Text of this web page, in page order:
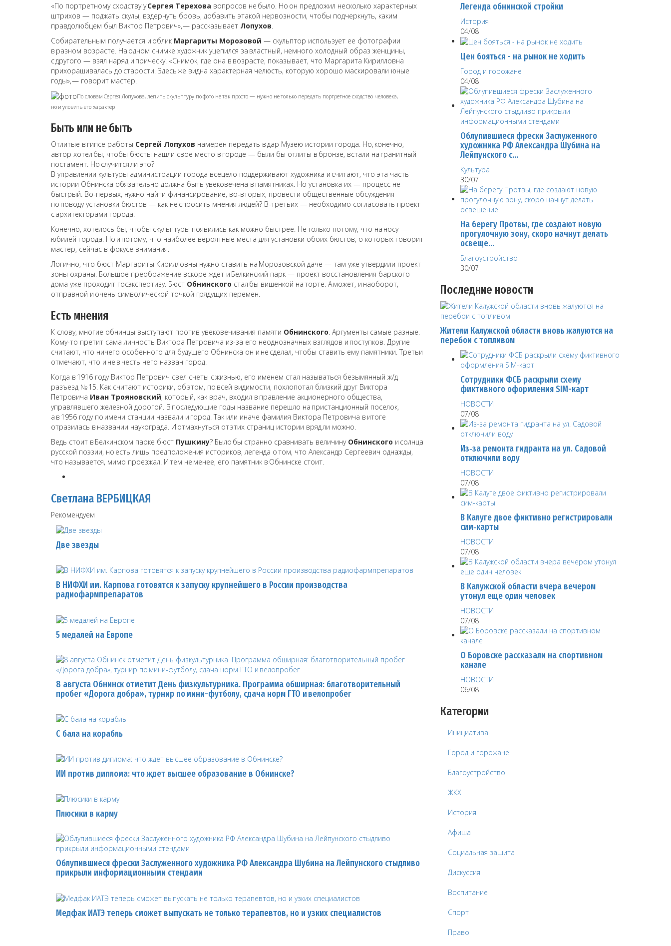
«По портретному сходству уСергея Терехова вопросов не было. Но он предложил несколько характерных
штрихов — поджать скулы, вздернуть бровь, добавить этакой нервозности, чтобы подчеркнуть, каким
правдолюбцем был Виктор Петрович», — рассказывает Лопухов
Собирательным получается и облик Маргариты Морозовой — скульптор использует ее фотографии
в разном возрасте. На одном снимке художник уцепился за властный, немного холодный образ женщины,
с другого — взял наряд и прическу. «Снимок, где она в возрасте, показывает, что Маргарита Кирилловна
прихорашивалась до старости. Здесь же видна характерная челюсть, которую хорошо маскировали юные
годы», — говорит мастер.
По словам Сергея Лопухова, лепить скульптуру по фото не так просто — нужно не только передать портретное сходство человека,
но и уловить его характер
Быть или не быть
Отлитые в гипсе работы Сергей Лопухов намерен передать в дар Музею истории города. Но, конечно,
автор хотел бы, чтобы бюсты нашли свое место в городе — были бы отлиты в бронзе, встали на гранитный
постамент. Но случится ли это?
В управлении культуры администрации города всецело поддерживают художника и считают, что эта часть
истории Обнинска обязательно должна быть увековечена в памятниках. Но установка их — процесс не
быстрый. Во-первых, нужно найти финансирование, во‑вторых, провести общественные обсуждения
по поводу установки бюстов — как не спросить мнения людей? В-третьих — необходимо согласовать проект
с архитекторами города.
Конечно, хотелось бы, чтобы скульптуры появились как можно быстрее. Не только потому, что на носу —
юбилей города. Но и потому, что наиболее вероятные места для установки обоих бюстов, о которых говорит
мастер, сейчас в фокусе внимания.
Логично, что бюст Маргариты Кирилловны нужно ставить на Морозовской даче — там уже утвердили проект
зоны охраны. Большое преображение вскоре ждет и Белкинский парк — проект восстановления барского
дома уже проходит госэкспертизу. Бюст Обнинского стал бы вишенкой на торте. А может, и наоборот,
отправной и очень символической точкой грядущих перемен.
Есть мнения
К слову, многие обнинцы выступают против увековечивания памяти Обнинского . Аргументы самые разные.
Кому-то претит сама личность Виктора Петровича из-за его неоднозначных взглядов и поступков. Другие
считают, что ничего особенного для будущего Обнинска он и не сделал, чтобы ставить ему памятники. Третьи
отмечают, что и не в честь него назван город.
Когда в 1916 году Виктор Петрович свел счеты с жизнью, его именем стал называться безымянный ж/д
разъезд № 15. Как считают историки, об этом, по всей видимости, похлопотал близкий друг Виктора
Петровича Иван Трояновский, который, как врач, входил в правление акционерного общества,
управлявшего железной дорогой. В последующие годы название перешло на пристанционный поселок,
а в 1956 году по имени станции назвали и город. Так или иначе фамилия Виктора Петровича в итоге
отразилась в названии наукограда. И отмахнуться от этих страниц истории вряд ли можно.
Ведь стоит в Белкинском парке бюст Пушкину? Было бы странно сравнивать величину Обнинского и солнца
русской поэзии, но есть лишь предположения историков, легенда о том, что Александр Сергеевич однажды,
что называется, мимо проезжал. И тем не менее, его памятник в Обнинске стоит.
Светлана ВЕРБИЦКАЯ
Рекомендуем
Две звезды
В НИФХИ им. Карпова готовятся к запуску крупнейшего в России производства
радиофармпрепаратов
5 медалей на Европе
8 августа Обнинск отметит День физкультурника. Программа обширная: благотворительный
пробег «Дорога добра», турнир по мини-футболу, сдача норм ГТО и велопробег
С бала на корабль
ИИ против диплома: что ждет высшее образование в Обнинске?
Плюсики в карму
Облупившиеся фрески Заслуженного художника РФ Александра Шубина на Лейпунского стыдливо
прикрыли информационными стендами
Медфак ИАТЭ теперь сможет выпускать не только терапевтов, но и узких специалистов
Легенда обнинской стройки
История
04/08
Цен бояться - на рынок не ходить
Город и горожане
04/08
Облупившиеся фрески Заслуженного
художника РФ Александра Шубина на
Лейпунского с…
Культура
30/07
На берегу Протвы, где создают новую
прогулочную зону, скоро начнут делать
освеще…
Благоустройство
30/07
Последние новости
Жители Калужской области вновь жалуются на
перебои с топливом
Сотрудники ФСБ раскрыли схему
фиктивного оформления SIM-карт
НОВОСТИ
07/08
Из‑за ремонта гидранта на ул. Садовой
отключили воду
НОВОСТИ
07/08
В Калуге двое фиктивно регистрировали
сим‑карты
НОВОСТИ
07/08
В Калужской области вчера вечером
утонул еще один человек
НОВОСТИ
07/08
О Боровске рассказали на спортивном
канале
НОВОСТИ
06/08
Категории
Инициатива
Город и горожане
Благоустройство
ЖКХ
История
Афиша
Социальная защита
Дискуссия
Воспитание
Спорт
Право